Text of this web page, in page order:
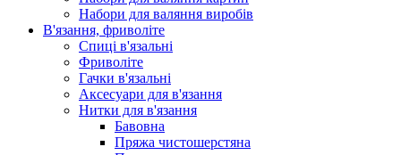
Набори для валяння виробів
В'язання, фриволіте
Спиці в'язальні
Фриволіте
Гачки в'язальні
Аксесуари для в'язання
Нитки для в'язання
Бавовна
Пряжа чистошерстяна